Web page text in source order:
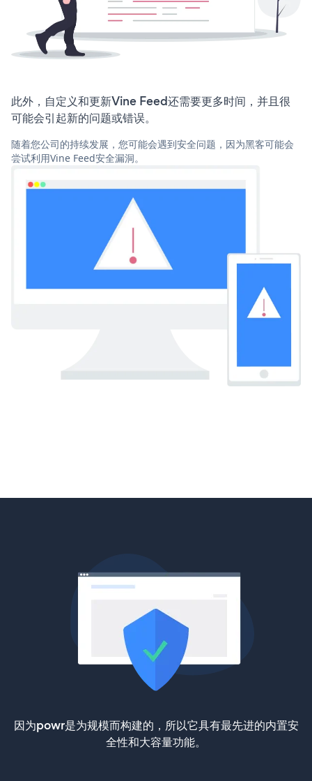
此外，自定义和更新Vine Feed还需要更多时间，并且很
可能会引起新的问题或错误。
随着您公司的持续发展，您可能会遇到安全问题，因为黑客可能会
尝试利用Vine Feed安全漏洞。
因为powr是为规模而构建的，所以它具有最先进的内置安
全性和大容量功能。